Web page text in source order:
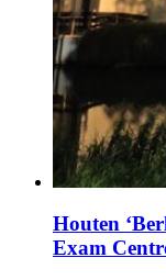
Houten
Exam